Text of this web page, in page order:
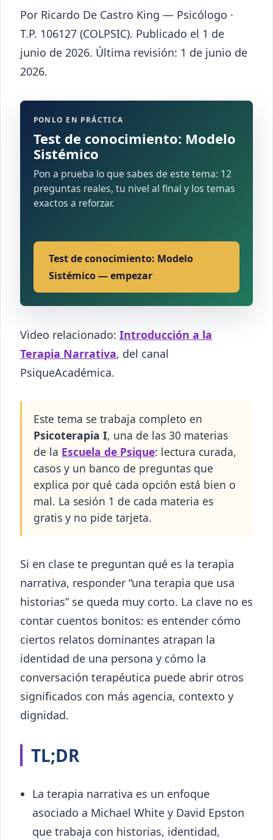
Por Ricardo De Castro King — Psicólogo ·
T.P. 106127 (COLPSIC). Publicado el 1 de
junio de 2026. Última revisión: 1 de junio de
2026.
PONLO EN PRÁCTICA
Test de conocimiento: Modelo
Sistémico
Pon a prueba lo que sabes de este tema: 12
preguntas reales, tu nivel al final y los temas
exactos a reforzar.
Test de conocimiento: Modelo
Sistémico — empezar
Video relacionado: Introducción a la
Terapia Narrativa, del canal
PsiqueAcadémica.
Este tema se trabaja completo en
Psicoterapia I, una de las 30 materias
de la Escuela de Psique: lectura curada,
casos y un banco de preguntas que
explica por qué cada opción está bien o
mal. La sesión 1 de cada materia es
gratis y no pide tarjeta.
Si en clase te preguntan qué es la terapia
narrativa, responder “una terapia que usa
historias” se queda muy corto. La clave no es
contar cuentos bonitos: es entender cómo
ciertos relatos dominantes atrapan la
identidad de una persona y cómo la
conversación terapéutica puede abrir otros
significados con más agencia, contexto y
dignidad.
TL;DR
La terapia narrativa es un enfoque
asociado a Michael White y David Epston
que trabaja con historias, identidad,